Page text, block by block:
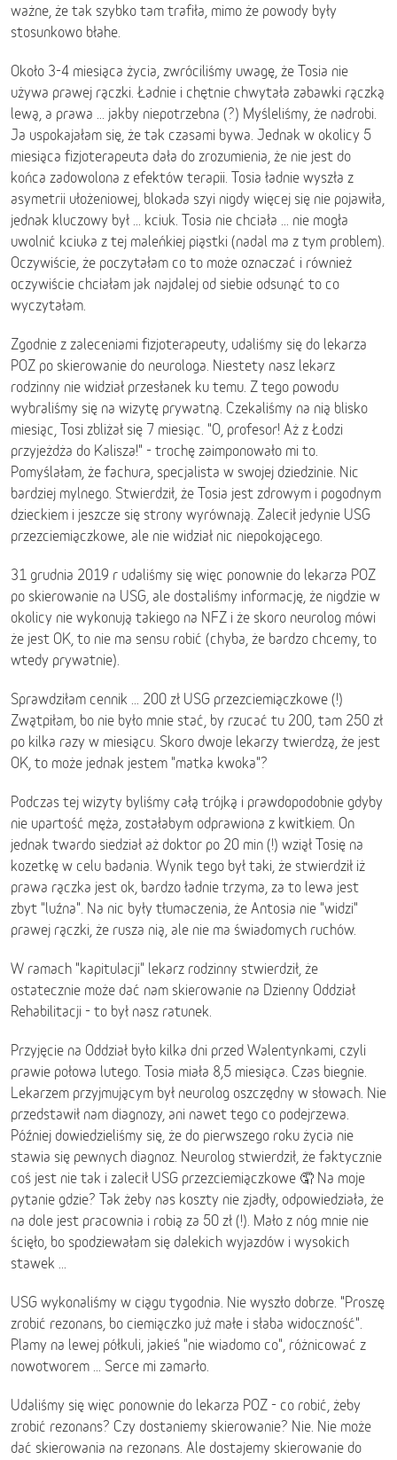
ważne, że tak szybko tam trafiła, mimo że powody były
stosunkowo błahe.
Około 3-4 miesiąca życia, zwróciliśmy uwagę, że Tosia nie
używa prawej rączki. Ładnie i chętnie chwytała zabawki rączką
lewą, a prawa ... jakby niepotrzebna (?) Myśleliśmy, że nadrobi.
Ja uspokajałam się, że tak czasami bywa. Jednak w okolicy 5
miesiąca fizjoterapeuta dała do zrozumienia, że nie jest do
końca zadowolona z efektów terapii. Tosia ładnie wyszła z
asymetrii ułożeniowej, blokada szyi nigdy więcej się nie pojawiła,
jednak kluczowy był ... kciuk. Tosia nie chciała ... nie mogła
uwolnić kciuka z tej maleńkiej piąstki (nadal ma z tym problem).
Oczywiście, że poczytałam co to może oznaczać i również
oczywiście chciałam jak najdalej od siebie odsunąć to co
wyczytałam.
Zgodnie z zaleceniami fizjoterapeuty, udaliśmy się do lekarza
POZ po skierowanie do neurologa. Niestety nasz lekarz
rodzinny nie widział przesłanek ku temu. Z tego powodu
wybraliśmy się na wizytę prywatną. Czekaliśmy na nią blisko
miesiąc, Tosi zbliżał się 7 miesiąc. "O, profesor! Aż z Łodzi
przyjeżdża do Kalisza!" - trochę zaimponowało mi to.
Pomyślałam, że fachura, specjalista w swojej dziedzinie. Nic
bardziej mylnego. Stwierdził, że Tosia jest zdrowym i pogodnym
dzieckiem i jeszcze się strony wyrównają. Zalecił jedynie USG
przezciemiączkowe, ale nie widział nic niepokojącego.
31 grudnia 2019 r udaliśmy się więc ponownie do lekarza POZ
po skierowanie na USG, ale dostaliśmy informację, że nigdzie w
okolicy nie wykonują takiego na NFZ i że skoro neurolog mówi
że jest OK, to nie ma sensu robić (chyba, że bardzo chcemy, to
wtedy prywatnie).
Sprawdziłam cennik ... 200 zł USG przezciemiączkowe (!)
Zwątpiłam, bo nie było mnie stać, by rzucać tu 200, tam 250 zł
po kilka razy w miesiącu. Skoro dwoje lekarzy twierdzą, że jest
OK, to może jednak jestem "matka kwoka"?
Podczas tej wizyty byliśmy całą trójką i prawdopodobnie gdyby
nie upartość męża, zostałabym odprawiona z kwitkiem. On
jednak twardo siedział aż doktor po 20 min (!) wziął Tosię na
kozetkę w celu badania. Wynik tego był taki, że stwierdził iż
prawa rączka jest ok, bardzo ładnie trzyma, za to lewa jest
zbyt "luźna". Na nic były tłumaczenia, że Antosia nie "widzi"
prawej rączki, że rusza nią, ale nie ma świadomych ruchów.
W ramach "kapitulacji" lekarz rodzinny stwierdził, że
ostatecznie może dać nam skierowanie na Dzienny Oddział
Rehabilitacji - to był nasz ratunek.
Przyjęcie na Oddział było kilka dni przed Walentynkami, czyli
prawie połowa lutego. Tosia miała 8,5 miesiąca. Czas biegnie.
Lekarzem przyjmującym był neurolog oszczędny w słowach. Nie
przedstawił nam diagnozy, ani nawet tego co podejrzewa.
Później dowiedzieliśmy się, że do pierwszego roku życia nie
stawia się pewnych diagnoz. Neurolog stwierdził, że faktycznie
coś jest nie tak i zalecił USG przezciemiączkowe 🤦 Na moje
pytanie gdzie? Tak żeby nas koszty nie zjadły, odpowiedziała, że
na dole jest pracownia i robią za 50 zł (!). Mało z nóg mnie nie
ścięło, bo spodziewałam się dalekich wyjazdów i wysokich
stawek ...
USG wykonaliśmy w ciągu tygodnia. Nie wyszło dobrze. "Proszę
zrobić rezonans, bo ciemiączko już małe i słaba widoczność".
Plamy na lewej półkuli, jakieś "nie wiadomo co", różnicować z
nowotworem ... Serce mi zamarło.
Udaliśmy się więc ponownie do lekarza POZ - co robić, żeby
zrobić rezonans? Czy dostaniemy skierowanie? Nie. Nie może
dać skierowania na rezonans. Ale dostajemy skierowanie do